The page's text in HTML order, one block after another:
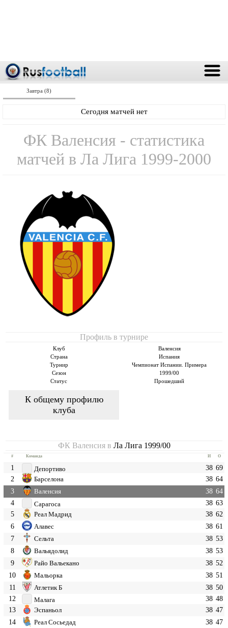
Завтра (8)
Сегодня матчей нет
ФК Валенсия - статистика
матчей в Ла Лига 1999-2000
Профиль в турнире
Клуб
Валенсия
Страна
Испания
Турнир
Чемпионат Испании. Примера
Сезон
1999/00
Статус
Прошедший
К общему профилю
клуба
ФК Валенсия в Ла Лига 1999/00
# Команда И О
1 Депортиво 38 69
2
Барселона 38 64
3
Валенсия 38 64
4
Сарагоса 38 63
5
Реал Мадрид 38 62
6
Алавес 38 61
7
Сельта 38 53
8
Вальядолид 38 53
9
Райо Вальекано 38 52
10
Мальорка 38 51
11
Атлетик Б 38 50
12
Малага 38 48
13
Эспаньол 38 47
14
Реал Сосьедад 38 47